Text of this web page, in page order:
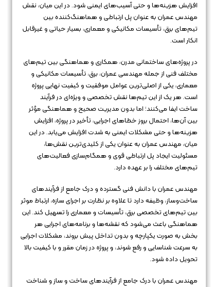
افزایش هزینه‌ها و حتی آسیب‌های ایمنی شود. در این میان، نقش
مهندس عمران به عنوان پل ارتباطی و هماهنگ‌کننده بین
تیم‌های برق، تأسیسات مکانیکی و معماری، بسیار حیاتی و غیرقابل
انکار است.
در پروژه‌های ساختمانی مدرن، همکاری و هماهنگی بین تیم‌های
مختلف فنی از جمله مهندسی عمران، برق، تأسیسات مکانیکی و
معماری، یکی از اصلی‌ترین عوامل موفقیت و کیفیت نهایی پروژه
است. هر یک از این تیم‌ها نقش تخصصی و ویژه‌ای در فرآیند
ساخت ایفا می‌کنند؛ اما بدون مدیریت صحیح و هماهنگی مؤثر
بین آن‌ها، احتمال بروز خطاهای اجرایی، تأخیر در پروژه، افزایش
هزینه‌ها و حتی مشکلات ایمنی به شدت افزایش می‌یابد. در این
میان، مهندس عمران به عنوان یکی از کلیدی‌ترین نقش‌ها،
مسئولیت ایجاد پل ارتباطی قوی و همگام‌سازی فعالیت‌های
تیم‌های مختلف را بر عهده دارد.
مهندس عمران با دانش فنی گسترده و درک جامع از فرآیندهای
ساخت‌وساز، وظیفه دارد تا علاوه بر نظارت بر اجرای سازه، ارتباط موثر
بین تیم‌های تخصصی برق، تأسیسات و معماری را تسهیل کند. این
هماهنگی باعث می‌شود که نقشه‌ها و برنامه‌های اجرایی هر
بخش به صورت یکپارچه و بدون تداخل پیش بروند، مشکلات اجرایی
به سرعت شناسایی و رفع شوند، و پروژه در زمان مقرر و با کیفیت بالا
تحویل داده شود.
مهندس عمران با درک جامع از فرآیندهای ساخت و ساز و شناخت